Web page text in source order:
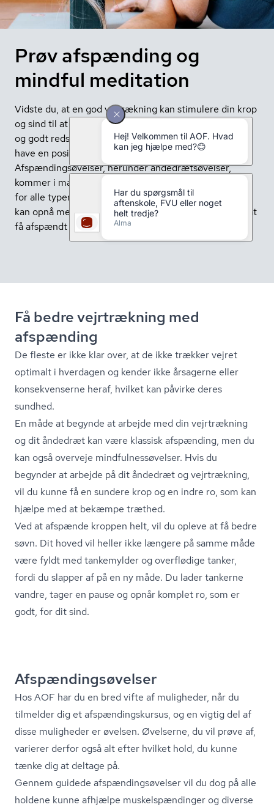
Prøv afspænding og
mindful meditation
Vidste du, at en god vejtrækning kan stimulere din krop
og sind til at blive sundere? Afspænding er et udbredt
og godt redskab til at optimere din vejtrækning og kan
have en positiv effekt på dit helbred.
Afspændingsøvelser, herunder åndedrætsøvelser,
kommer i mange former og forskellige stilarter. Fælles
for alle typer af afspændingsbehandling er dog, at du
kan opnå mere dyb afslapning og afhjælpe stress ved at
få afspændt kroppen og musklerne.
Få bedre vejrtrækning med
afspænding
De fleste er ikke klar over, at de ikke trækker vejret
optimalt i hverdagen og kender ikke årsagerne eller
konsekvenserne heraf, hvilket kan påvirke deres
sundhed.
En måde at begynde at arbejde med din vejrtrækning
og dit åndedræt kan være klassisk afspænding, men du
kan også overveje mind­ful­nes­sø­vel­ser. Hvis du
begynder at arbejde på dit åndedræt og vejrtrækning,
vil du kunne få en sundere krop og en indre ro, som kan
hjælpe med at bekæmpe træthed.
Ved at afspænde kroppen helt, vil du opleve at få bedre
søvn. Dit hoved vil heller ikke længere på samme måde
være fyldt med tankemylder og overflødige tanker,
fordi du slapper af på en ny måde. Du lader tankerne
vandre, tager en pause og opnår komplet ro, som er
godt, for dit sind.
Af­spæn­dings­ø­vel­ser
Hos AOF har du en bred vifte af muligheder, når du
tilmelder dig et af­spæn­dings­kur­sus, og en vigtig del af
disse muligheder er øvelsen. Øvelserne, du vil prøve af,
varierer derfor også alt efter hvilket hold, du kunne
tænke dig at deltage på.
Gennem guidede af­spæn­dings­ø­vel­ser vil du dog på alle
holdene kunne afhjælpe mu­skel­spæn­din­ger og diverse